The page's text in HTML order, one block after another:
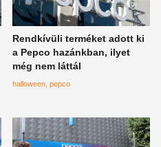
Rendkívüli terméket adott ki
a Pepco hazánkban, ilyet
még nem láttál
halloween pepco